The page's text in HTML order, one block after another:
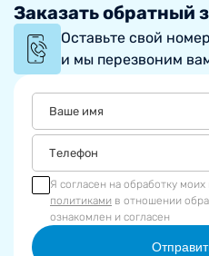
Заказать обратный
Оставьте свой
и мы перезвоним
Я согласен на обработку
политиками в отношении
ознакомлен и согласен